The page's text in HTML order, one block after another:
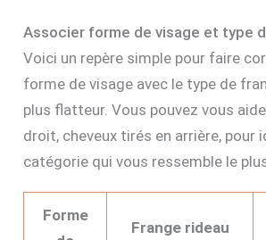
Associer forme de visage et type
Voici un repère simple pour faire
forme de visage avec le type de
plus flatteur. Vous pouvez vous
droit, cheveux tirés en arrière, pour
catégorie qui vous ressemble le
Forme
Frange rideau